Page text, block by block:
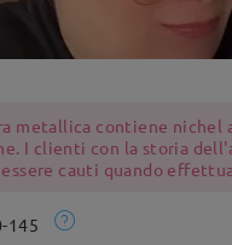
metallica contiene nichel
I clienti con la storia
cauti quando
145